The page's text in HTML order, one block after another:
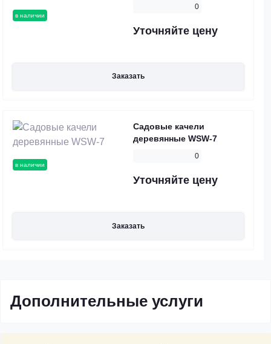
в наличии
0
Уточняйте цену
Заказать
в наличии
Садовые качели
деревянные WSW-7
0
Уточняйте цену
Заказать
Дополнительные услуги